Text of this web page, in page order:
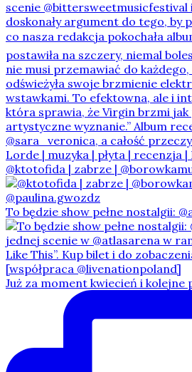
@ktotofida | zabrze |
To będzie show pełne nostalgii:
Już za moment kwiecień i kolejne